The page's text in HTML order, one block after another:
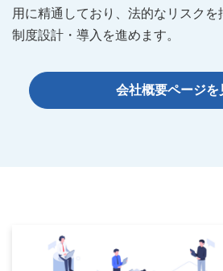
用に精通しており、法的なリスクを
制度設計・導入を進めます。
会社概要ページを